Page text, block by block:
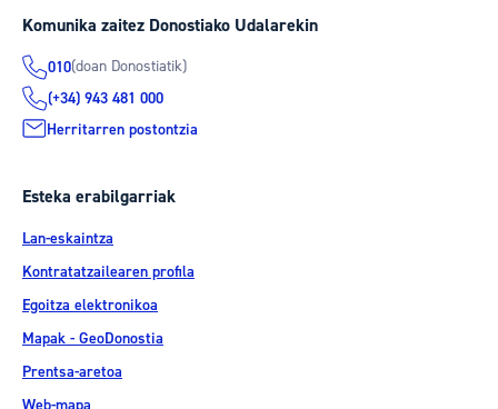
Komunika zaitez Donostiako Udalarekin
010(doan Donostiatik)
(+34) 943 481 000
Herritarren postontzia
Esteka erabilgarriak
Lan-eskaintza
Kontratatzailearen profila
Egoitza elektronikoa
Mapak - GeoDonostia
Prentsa-aretoa